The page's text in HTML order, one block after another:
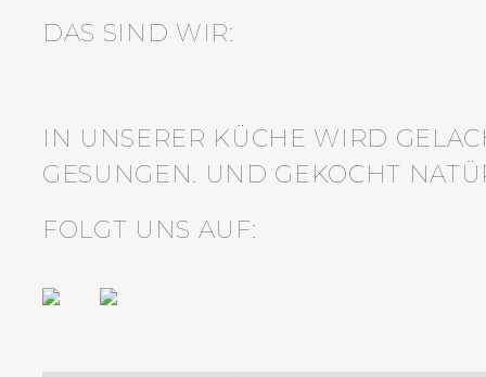
DAS SIND WIR:
IN UNSERER KÜCHE WIRD
GESUNGEN. UND GEKOCHT
FOLGT UNS AUF: